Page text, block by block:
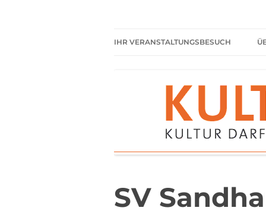
IHR VERANSTALTUNGSBESUCH
HIER HABEN SIE IMMER
FREIEN EINTRITT
SHARED READING
REGELN FÜR KULTURPARKETT
SV